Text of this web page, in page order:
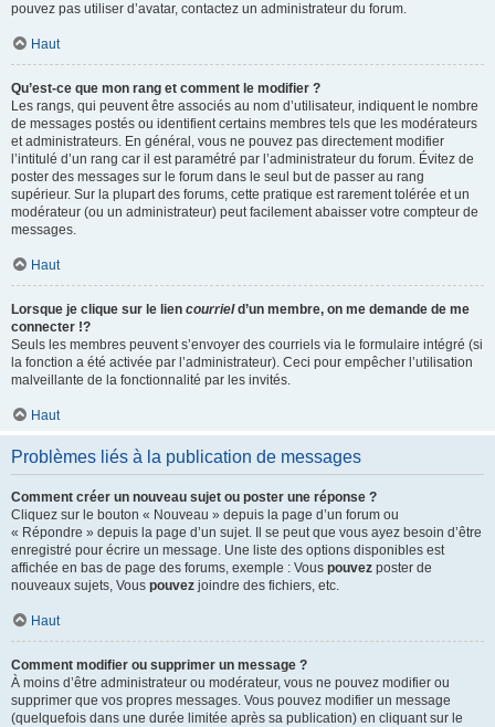
pouvez pas utiliser d’avatar, contactez un administrateur du forum.
Haut
Qu’est-ce que mon rang et comment le modifier ?
Les rangs, qui peuvent être associés au nom d’utilisateur, indiquent le nombre
de messages postés ou identifient certains membres tels que les modérateurs
et administrateurs. En général, vous ne pouvez pas directement modifier
l’intitulé d’un rang car il est paramétré par l’administrateur du forum. Évitez de
poster des messages sur le forum dans le seul but de passer au rang
supérieur. Sur la plupart des forums, cette pratique est rarement tolérée et un
modérateur (ou un administrateur) peut facilement abaisser votre compteur de
messages.
Haut
Lorsque je clique sur le lien courrield’un membre, on me demande de me
connecter !?
Seuls les membres peuvent s’envoyer des courriels via le formulaire intégré (si
la fonction a été activée par l’administrateur). Ceci pour empêcher l’utilisation
malveillante de la fonctionnalité par les invités.
Haut
Problèmes liés à la publication de messages
Comment créer un nouveau sujet ou poster une réponse ?
Cliquez sur le bouton « Nouveau » depuis la page d’un forum ou
« Répondre » depuis la page d’un sujet. Il se peut que vous ayez besoin d’être
enregistré pour écrire un message. Une liste des options disponibles est
affichée en bas de page des forums, exemple : Vous pouvez poster de
nouveaux sujets, Vous pouvez joindre des fichiers, etc.
Haut
Comment modifier ou supprimer un message ?
À moins d’être administrateur ou modérateur, vous ne pouvez modifier ou
supprimer que vos propres messages. Vous pouvez modifier un message
(quelquefois dans une durée limitée après sa publication) en cliquant sur le